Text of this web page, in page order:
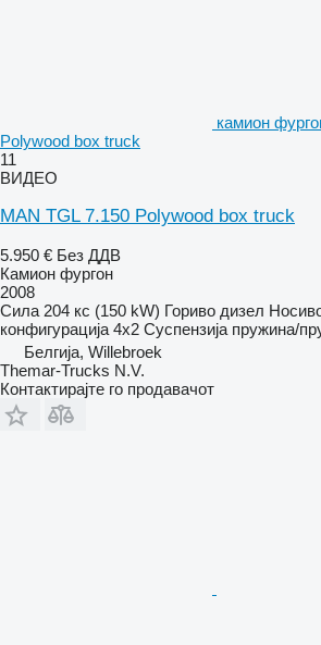
камион
Polywood box truck
11
ВИДЕО
MAN TGL 7.150 Polywood box truck
5.950 € Без ДДВ
Камион фургон
2008
Сила 204 кс (150 kW) Гориво дизел
конфигурација 4x2 Суспензија пружина/
Белгија, Willebroek
Themar-Trucks N.V.
Контактирајте го продавачот